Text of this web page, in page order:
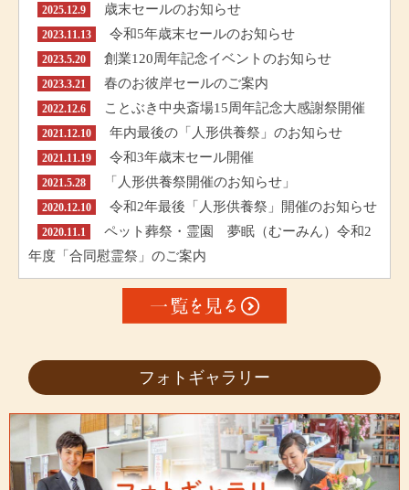
2025.12.9 歳末セールのお知らせ
2023.11.13 令和5年歳末セールのお知らせ
2023.5.20 創業120周年記念イベントのお知らせ
2023.3.21 春のお彼岸セールのご案内
2022.12.6 ことぶき中央斎場15周年記念大感謝祭開催
2021.12.10 年内最後の「人形供養祭」のお知らせ
2021.11.19 令和3年歳末セール開催
2021.5.28 「人形供養祭開催のお知らせ」
2020.12.10 令和2年最後「人形供養祭」開催のお知らせ
2020.11.1
ペット葬祭・霊園 夢眠（むーみん）令和2
年度「合同慰霊祭」のご案内
フォトギャラリー